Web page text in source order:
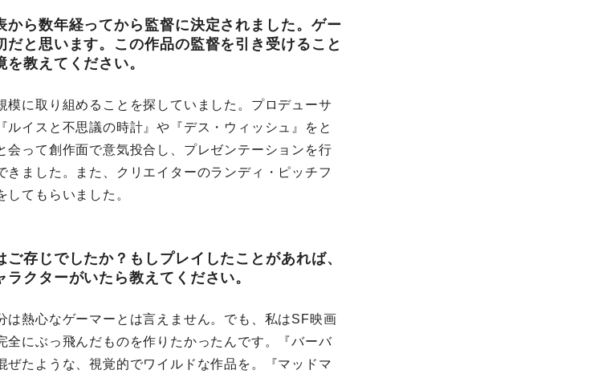
ら数年経ってから監督に決定されました。ゲー
と思います。この作品の監督を引き受けること
教えてください。
に取り組めることを探していました。プロデューサ
イスと不思議の時計』や『デス・ウィッシュ』をと
会って創作面で意気投合し、プレゼンテーションを行
きました。また、クリエイターのランディ・ピッチフ
てもらいました。
存じでしたか？もしプレイしたことがあれば、
クターがいたら教えてください。
は熱心なゲーマーとは言えません。でも、私はSF映画
全にぶっ飛んだものを作りたかったんです。『バーバ
ぜたような、視覚的でワイルドな作品を。『マッドマ